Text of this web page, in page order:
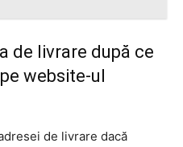
de livrare după ce
website-ul
de livrare dacă